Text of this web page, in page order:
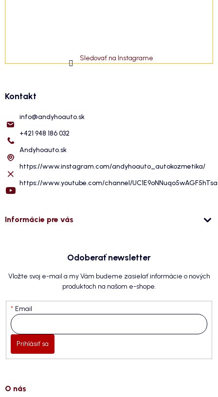
Sledovať na Instagrame
Kontakt
info@andyhoauto.sk
+421 948 186 032
Andyhoauto.sk
https://www.instagram.com/andyhoauto_autokozmetika/
https://www.youtube.com/channel/
Informácie pre vás
Odoberať newsletter
Vložte svoj e-mail a my Vám budeme zasielať informácie o nových
produktoch na našom e-shope.
Email
Prihlásiť sa
O nás